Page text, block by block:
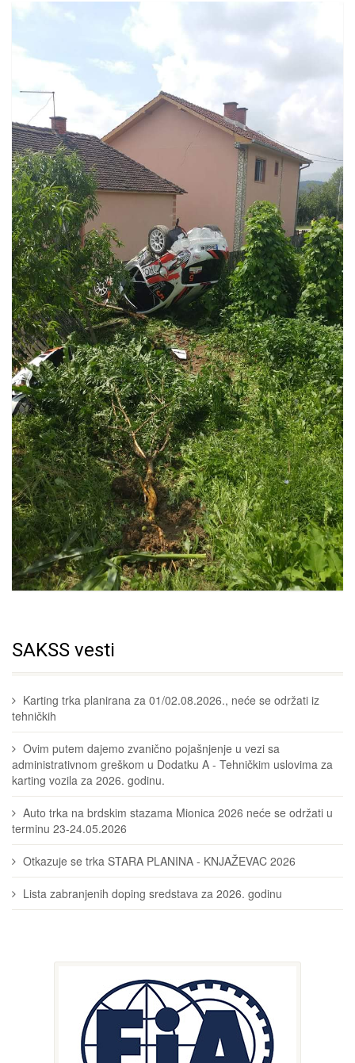
SAKSS vesti
Karting trka planirana za 01/02.08.2026., neće se održati iz
tehničkih
Ovim putem dajemo zvanično pojašnjenje u vezi sa
administrativnom greškom u Dodatku A - Tehničkim uslovima za
karting vozila za 2026. godinu.
Auto trka na brdskim stazama Mionica 2026 neće se održati u
terminu 23-24.05.2026
Otkazuje se trka STARA PLANINA - KNJAŽEVAC 2026
Lista zabranjenih doping sredstava za 2026. godinu